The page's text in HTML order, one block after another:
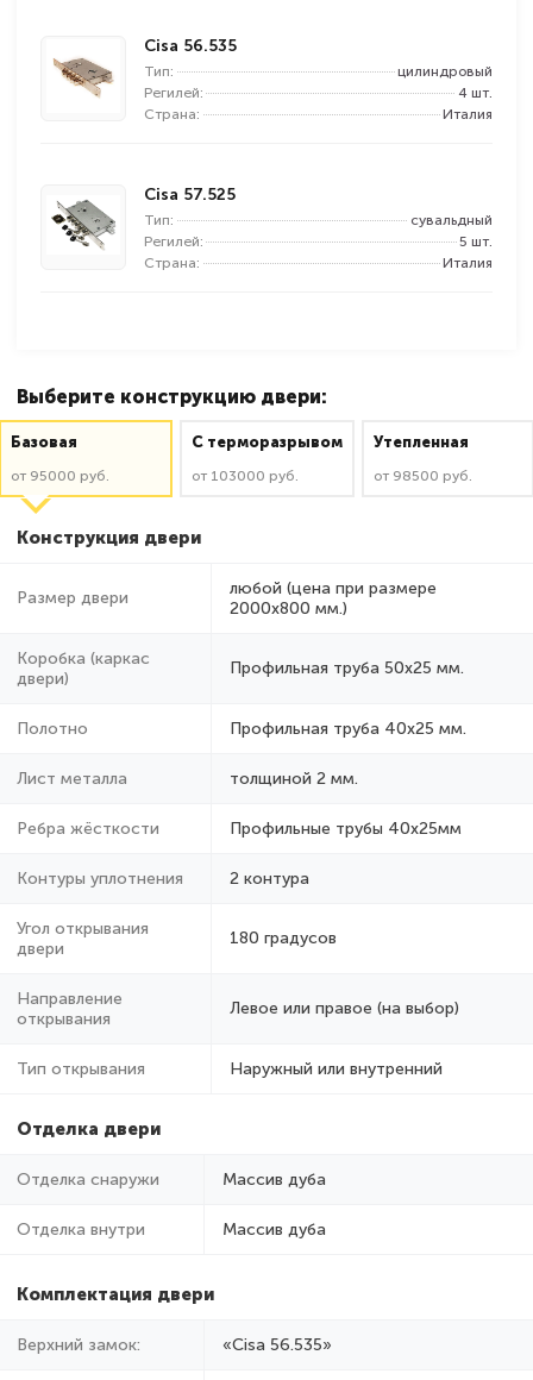
Cisa 56.535
Тип:
цилиндровый
Регилей:
4 шт.
Страна:
Италия
Cisa 57.525
Тип:
сувальдный
Регилей:
5 шт.
Страна:
Италия
Выберите конструкцию двери:
Базовая
от 95000 руб.
C терморазрывом
от 103000 руб.
Утепленная
от 98500 руб.
Конструкция двери
Размер двери
любой (цена при размере
2000x800 мм.)
Коробка (каркас
двери)
Профильная труба 50х25 мм.
Полотно Профильная труба 40х25 мм.
Лист металла толщиной 2 мм.
Ребра жёсткости Профильные трубы 40х25мм
Контуры уплотнения 2 контура
Угол открывания
двери
180 градусов
Направление
открывания
Левое или правое (на выбор)
Тип открывания Наружный или внутренний
Отделка двери
Отделка снаружи Массив дуба
Отделка внутри Массив дуба
Комплектация двери
Верхний замок: «Cisa 56.535»